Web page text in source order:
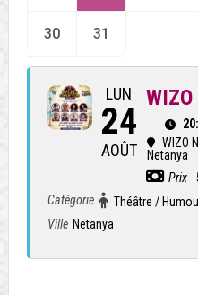
30 31
LUN
24
AOÛT
WIZO
WIZO
Netanya
Prix
Catégorie
Théâtre /
Ville Netanya